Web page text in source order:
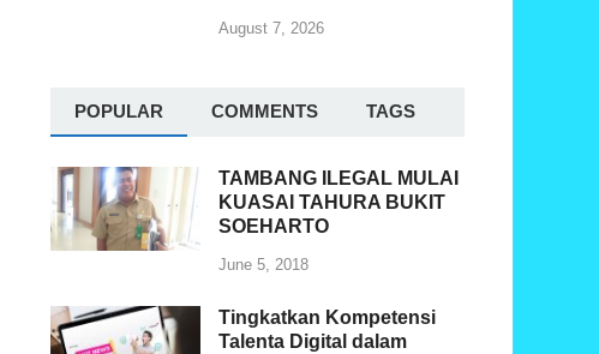
August 7, 2026
POPULAR COMMENTS TAGS
TAMBANG ILEGAL MULAI
KUASAI TAHURA BUKIT
SOEHARTO
June 5, 2018
Tingkatkan Kompetensi
Talenta Digital dalam